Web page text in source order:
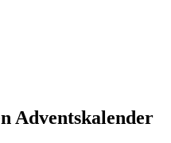
Adventskalender